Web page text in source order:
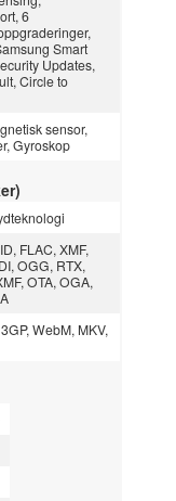
6
Smart
Updates,
Circle to
sensor,
Gyroskop
FLAC, XMF,
OGG, RTX,
OTA, OGA,
WebM, MKV,